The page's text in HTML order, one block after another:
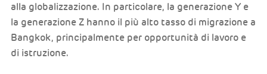
alla globalizzazione. In particolare, la generazione Y e
la generazione Z hanno il più alto tasso di migrazione a
Bangkok, principalmente per opportunità di lavoro e
di istruzione.